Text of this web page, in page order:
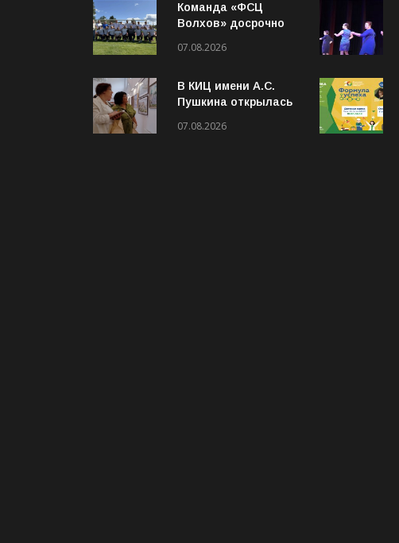
Команда «ФСЦ
Волхов» досрочно
чемпиона
области по футболу
среди ветеранов
07.08.2026
В КИЦ имени А.С.
Пушкина открылась
места Старой
07.08.2026